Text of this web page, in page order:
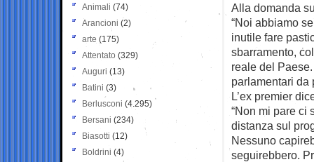
Alla domanda
“Noi abbiamo
inutile fare
sbarramento,
reale del
parlamentari da
L’ex premier
“Non mi pare ci
distanza sul
Nessuno
seguirebbero.
Animali (74)
Arancioni (2)
arte (175)
Attentato (329)
Auguri (13)
Batini (3)
Berlusconi (4.295)
Bersani (234)
Biasotti (12)
Boldrini (4)